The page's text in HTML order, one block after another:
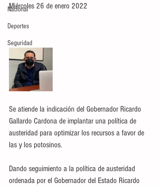
Nacional
Deportes
Seguridad
Miércoles 26 de enero 2022
Se atiende la indicación del Gobernador Ricardo
Gallardo Cardona de implantar una política de
austeridad para optimizar los recursos a favor de
las y los potosinos.
Dando seguimiento a la política de austeridad
ordenada por el Gobernador del Estado Ricardo